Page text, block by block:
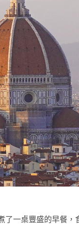
了一桌豐盛的早餐，